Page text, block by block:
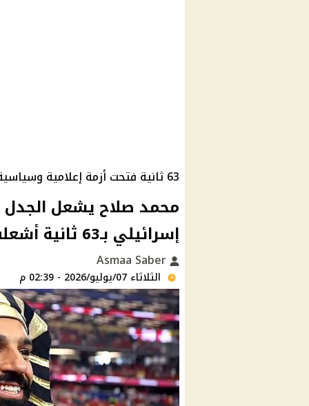
63 ثانية فتحت أزمة إعلامية وسياسية جديدة
محمد صلاح يشعل الجدل
إسرائيلي بـ63 ثانية أشعلت الغضب
الثلاثاء 07/يوليو/2026 - 02:39 م